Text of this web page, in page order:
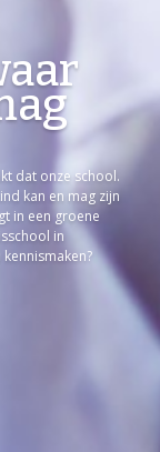
dat onze school.
kan en mag zijn
in een groene
in